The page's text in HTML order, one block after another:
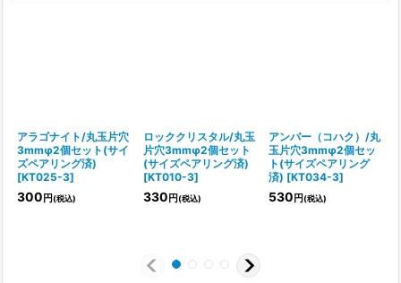
アラゴナイト/丸玉片穴
3mmφ2個セット(サイ
ズペアリング済)
[KT025-3]
300 円(税込)
ロッククリスタル/丸玉
片穴3mmφ2個セット
(サイズペアリング済)
[KT010-3]
330 円(税込)
アンバー（コハク）/丸
玉片穴3mmφ2個セッ
ト(サイズペアリング
済) [KT034-3]
530 円(税込)